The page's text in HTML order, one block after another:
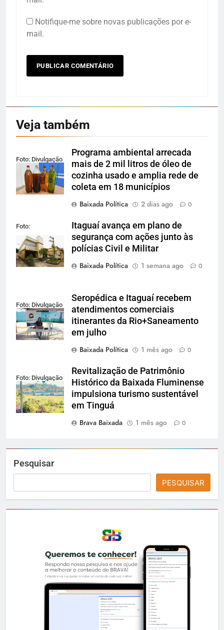
Notifique-me sobre novas publicações por e-
mail.
Veja também
Foto: Divulgação
Programa ambiental arrecada
mais de 2 mil litros de óleo de
cozinha usado e amplia rede de
coleta em 18 municípios
Baixada Política
2 dias ago 0
Foto:
Reprodução
Itaguaí avança em plano de
segurança com ações junto às
polícias Civil e Militar
Baixada Política
1 semana ago 0
Foto: Divulgação
Seropédica e Itaguaí recebem
atendimentos comerciais
itinerantes da Rio+Saneamento
em julho
Baixada Política
1 mês ago 0
Foto: Divulgação
Revitalização de Patrimônio
Histórico da Baixada Fluminense
impulsiona turismo sustentável
em Tinguá
Brava Baixada
1 mês ago 0
Pesquisar
PESQUISAR